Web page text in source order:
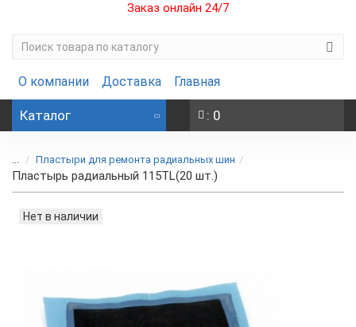
Заказ онлайн 24/7
О компании Доставка Главная
Каталог : 0
... Пластыри для ремонта радиальных шин
Пластырь радиальный 115TL(20 шт.)
Нет в наличии